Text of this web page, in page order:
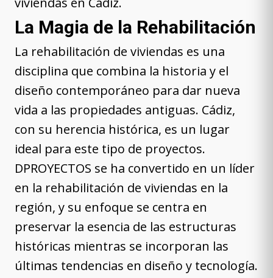
La Magia de la Rehabilitación
La rehabilitación de viviendas es una
disciplina que combina la historia y el
diseño contemporáneo para dar nueva
vida a las propiedades antiguas. Cádiz,
con su herencia histórica, es un lugar
ideal para este tipo de proyectos.
DPROYECTOS se ha convertido en un líder
en la rehabilitación de viviendas en la
región, y su enfoque se centra en
preservar la esencia de las estructuras
históricas mientras se incorporan las
últimas tendencias en diseño y tecnología.